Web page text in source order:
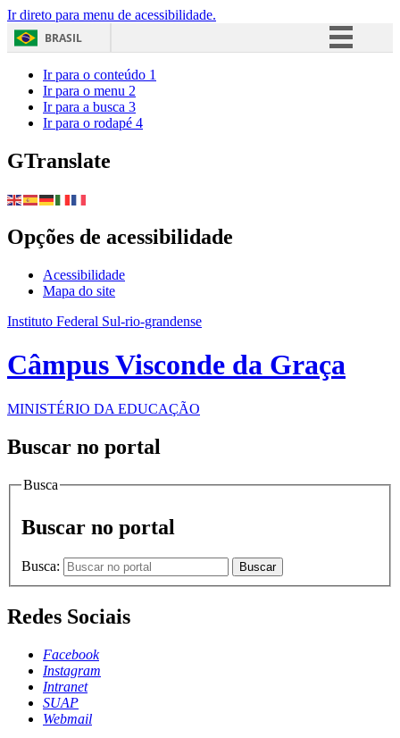
Ir direto para menu de acessibilidade.
BRASIL
Ir para o conteúdo 1
Ir para o menu 2
Ir para a busca 3
Ir para o rodapé 4
GTranslate
Opções de acessibilidade
Acessibilidade
Mapa do site
Instituto Federal Sul-rio-grandense
Câmpus Visconde da Graça
MINISTÉRIO DA EDUCAÇÃO
Buscar no portal
Busca
Buscar no portal
Busca: Buscar
Redes Sociais
Facebook
Instagram
Intranet
SUAP
Webmail